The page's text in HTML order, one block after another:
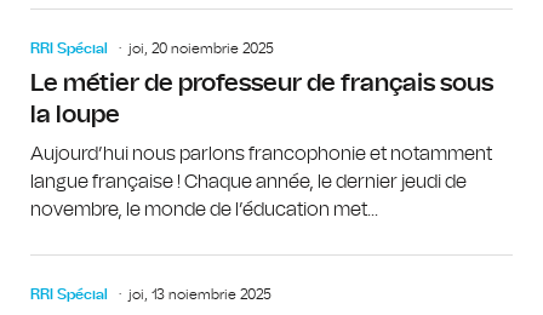
RRI Spécial joi, 20 noiembrie 2025
Le métier de professeur de français sous
la loupe
Aujourd’hui nous parlons francophonie et notamment
langue française ! Chaque année, le dernier jeudi de
novembre, le monde de l’éducation met...
RRI Spécial joi, 13 noiembrie 2025